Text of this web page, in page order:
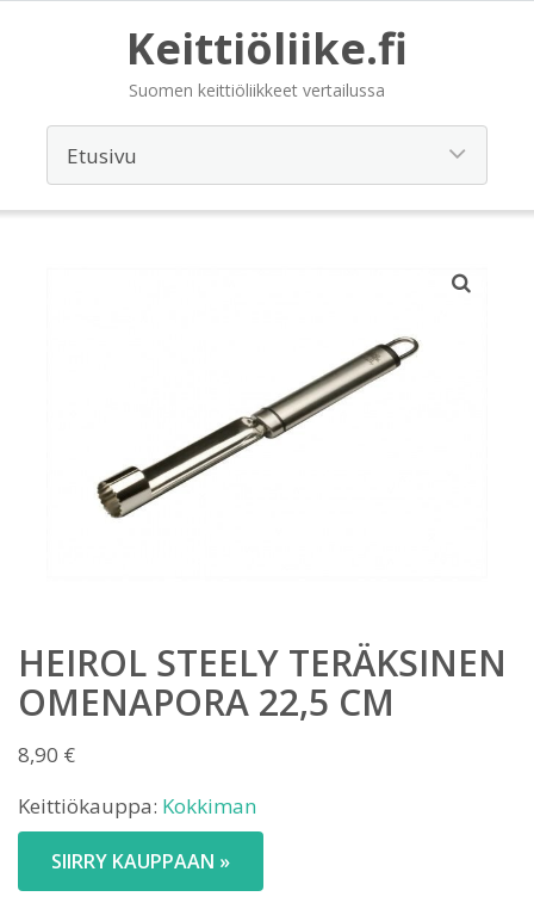
Keittiöliike.fi
Suomen keittiöliikkeet vertailussa
HEIROL STEELY TERÄKSINEN
OMENAPORA 22,5 CM
8,90 €
Keittiökauppa: Kokkiman
SIIRRY KAUPPAAN »